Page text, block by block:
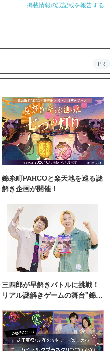
掲載情報の誤記載を報告する
PR
錦糸町PARCOと楽天地を巡る謎
解き企画が開催！
三四郎が早解きバトルに挑戦！
リアル謎解きゲームの舞台"錦糸